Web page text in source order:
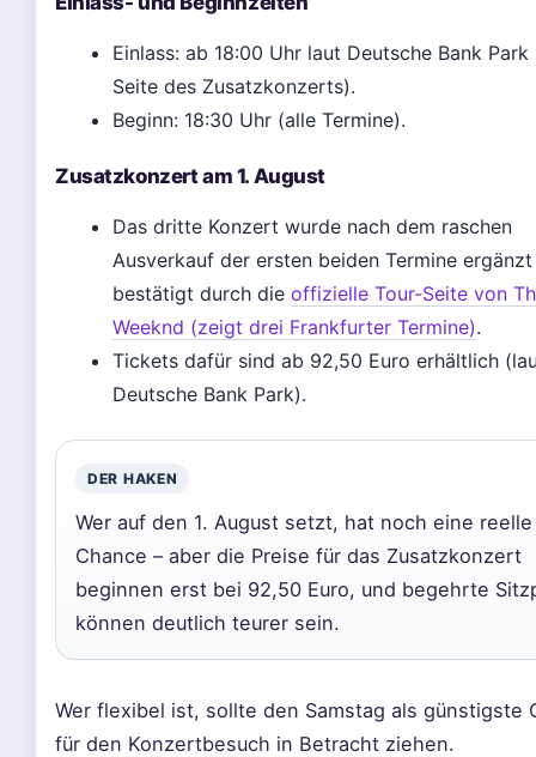
Einlass: ab 18:00 Uhr laut Deutsche Bank
Seite des Zusatzkonzerts).
Beginn: 18:30 Uhr (alle Termine).
Zusatzkonzert am 1. August
Das dritte Konzert wurde nach dem raschen
Ausverkauf der ersten beiden Termine ergänzt
bestätigt durch die offizielle Tour-Seite von
Weeknd (zeigt drei Frankfurter Termine).
Tickets dafür sind ab 92,50 Euro erhältlich
Deutsche Bank Park).
DER HAKEN
Wer auf den 1. August setzt, hat noch eine reelle
Chance – aber die Preise für das Zusatzkonzert
beginnen erst bei 92,50 Euro, und begehrte
können deutlich teurer sein.
Wer flexibel ist, sollte den Samstag als günstigste
für den Konzertbesuch in Betracht ziehen.